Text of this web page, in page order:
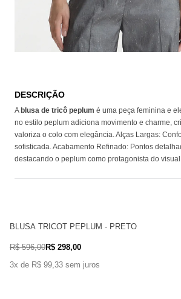
DESCRIÇÃO
Ablusa de tricô peplum é uma peça feminina e
no estilo peplum adiciona movimento e charme,
valoriza o colo com elegância. Alças Largas:
sofisticada. Acabamento Refinado: Pontos
destacando o peplum como protagonista do
BLUSA TRICOT PEPLUM - PRETO
R$ 596,00R$ 298,00
3x de R$ 99,33 sem juros